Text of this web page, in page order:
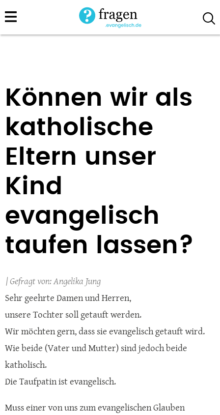
Direkt
zum
Können wir als
katholische
Eltern unser
Kind
evangelisch
taufen lassen?
Angelika Jung
Sehr geehrte Damen und Herren,
unsere Tochter soll getauft werden.
Wir möchten gern, dass sie evangelisch getauft wird.
Wie beide (Vater und Mutter) sind jedoch beide
katholisch.
Die Taufpatin ist evangelisch.
Muss einer von uns zum evangelischen Glauben